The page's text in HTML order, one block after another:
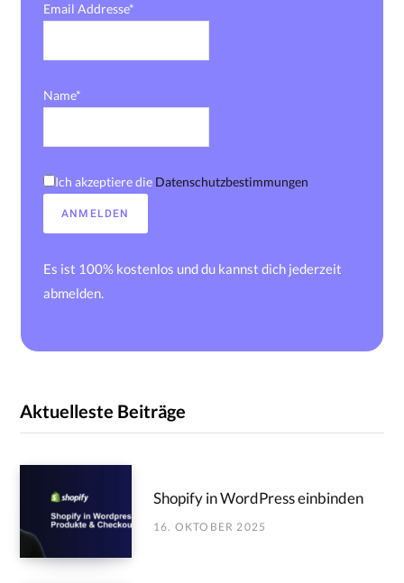
Email Addresse*
Name*
Ich akzeptiere die Datenschutzbestimmungen
Es ist 100% kostenlos und du kannst dich jederzeit
abmelden.
Aktuelleste Beiträge
Shopify in WordPress einbinden
16. OKTOBER 2025